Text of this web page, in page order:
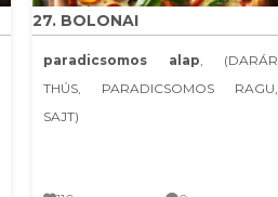
27. BOLONAI
paradicsomos alap, (DARÁR
THÚS, PARADICSOMOS RAGU,
SAJT)